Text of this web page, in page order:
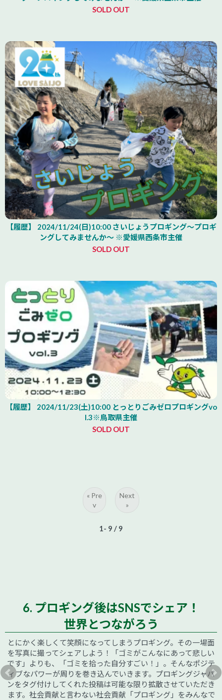
SOLD OUT
【履歴】 2024/11/24(日)10:00 さいじょうプロギング～プロギ
ングしてみませんか～ ※愛媛県西条市主催
SOLD OUT
【履歴】 2024/11/23(土)10:00 とっとりごみゼロプロギングvo
l.3※鳥取県主催
SOLD OUT
« Pre
v
Next
»
1- 9 / 9
6. プロギング後はSNSでシェア！
世界とつながろう
とにかく楽しくて笑顔になってしまうプロギング。その一場面
を写真に撮ってシェアしよう！「ゴミがこんなにあって悲しい
です」よりも、「ゴミを拾った自分すごい！」。そんなポジテ
ィブなパワーが周りを巻き込んでいきます。プロギングジャパ
ンをタグ付けしてくれた投稿は可能な限り拡散させていただき
ます。社会貢献と言わない社会貢献「プロギング」をみんなで